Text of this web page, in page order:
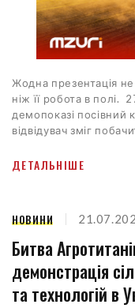
Жодна презентація
ніж її робота в полі.
демопоказі
відвідувач зміг
ДЕТАЛЬНІШЕ
НОВИНИ
Битва
демонстрація
та технологій в